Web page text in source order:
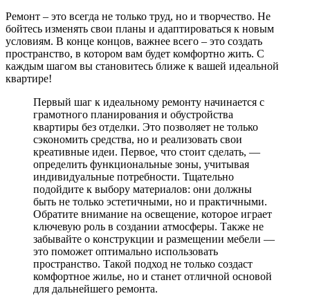
Ремонт – это всегда не только труд, но и творчество. Не
бойтесь изменять свои планы и адаптироваться к новым
условиям. В конце концов, важнее всего – это создать
пространство, в котором вам будет комфортно жить. С
каждым шагом вы становитесь ближе к вашей идеальной
квартире!
Первый шаг к идеальному ремонту начинается с
грамотного планирования и обустройства
квартиры без отделки. Это позволяет не только
сэкономить средства, но и реализовать свои
креативные идеи. Первое, что стоит сделать, —
определить функциональные зоны, учитывая
индивидуальные потребности. Тщательно
подойдите к выбору материалов: они должны
быть не только эстетичными, но и практичными.
Обратите внимание на освещение, которое играет
ключевую роль в создании атмосферы. Также не
забывайте о конструкции и размещении мебели —
это поможет оптимально использовать
пространство. Такой подход не только создаст
комфортное жилье, но и станет отличной основой
для дальнейшего ремонта.